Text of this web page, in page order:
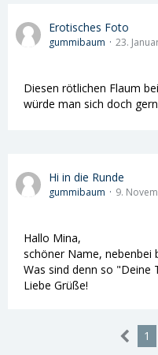
Erotisches Foto
gummibaum 23.
Diesen rötlichen Flaum
würde man sich doch
Hi in die Runde
gummibaum 9.
Hallo Mina,
schöner Name, nebenbei
Was sind denn so "Deine
Liebe Grüße!
1